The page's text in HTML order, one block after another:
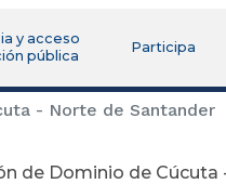
y acceso
pública
Participa
- Norte de Santander
de Dominio de Cúcuta